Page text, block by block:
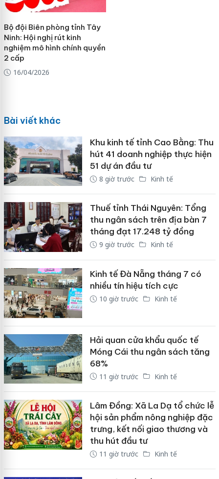
Bộ đội Biên phòng tỉnh Tây
Ninh: Hội nghị rút kinh
nghiệm mô hình chính quyền
2 cấp
16/04/2026
Bài viết khác
Khu kinh tế tỉnh Cao Bằng: Thu
hút 41 doanh nghiệp thực hiện
51 dự án đầu tư
8 giờ trước Kinh tế
Thuế tỉnh Thái Nguyên: Tổng
thu ngân sách trên địa bàn 7
tháng đạt 17.248 tỷ đồng
9 giờ trước Kinh tế
Kinh tế Đà Nẵng tháng 7 có
nhiều tín hiệu tích cực
10 giờ trước Kinh tế
Hải quan cửa khẩu quốc tế
Móng Cái thu ngân sách tăng
68%
11 giờ trước Kinh tế
Lâm Đồng: Xã La Dạ tổ chức lễ
hội sản phẩm nông nghiệp đặc
trưng, kết nối giao thương và
thu hút đầu tư
11 giờ trước Kinh tế